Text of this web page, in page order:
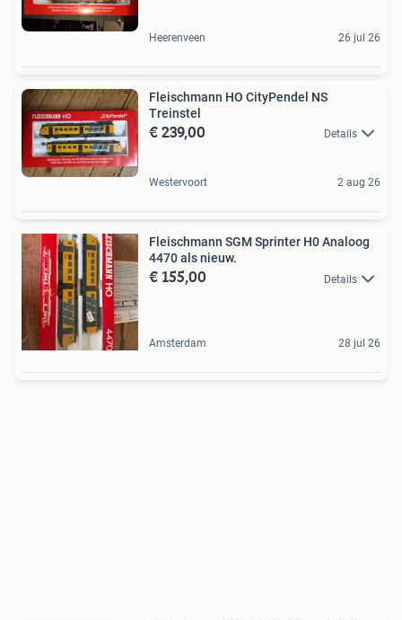
Heerenveen 26 jul 26
Fleischmann HO CityPendel NS
Treinstel
€ 239,00 Details
Westervoort 2 aug 26
Fleischmann SGM Sprinter H0 Analoog
4470 als nieuw.
€ 155,00 Details
Amsterdam 28 jul 26